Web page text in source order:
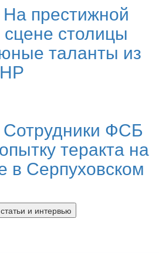
На престижной
столицы
таланты из
Сотрудники ФСБ
теракта на
в Серпуховском
и интервью